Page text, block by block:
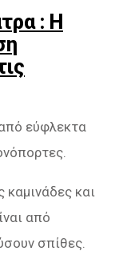
: Η
εύφλεκτα
και
από
σπίθες.